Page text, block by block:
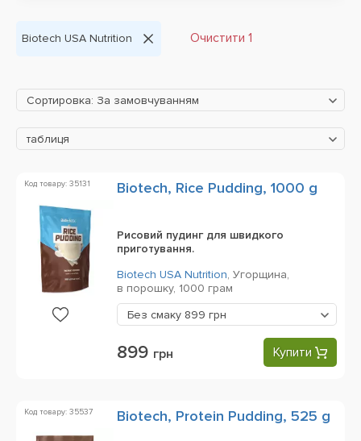
Biotech USA Nutrition Очистити 1
Сортировка: За замовчуванням
таблиця
Код товару: 35131 Biotech, Rice Pudding, 1000 g
Рисовий пудинг для швидкого
приготування.
Biotech USA Nutrition, Угорщина,
в порошку, 1000 грам
Без смаку 899 грн
899 грн Купити
Код товару: 35537 Biotech, Protein Pudding, 525 g